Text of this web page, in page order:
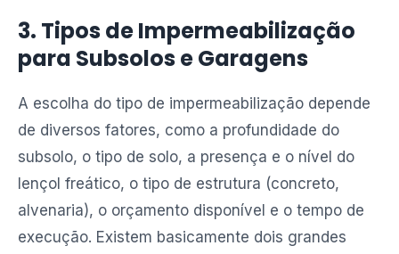
3. Tipos de Impermeabilização
para Subsolos e Garagens
A escolha do tipo de impermeabilização depende
de diversos fatores, como a profundidade do
subsolo, o tipo de solo, a presença e o nível do
lençol freático, o tipo de estrutura (concreto,
alvenaria), o orçamento disponível e o tempo de
execução. Existem basicamente dois grandes